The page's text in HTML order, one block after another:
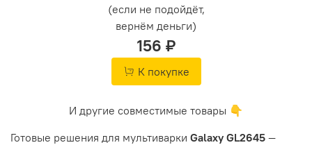
(если не подойдёт,
вернём деньги)
156 ₽
К покупке
И другие совместимые товары 👇
Готовые решения для мультиварки Galaxy GL2645 —